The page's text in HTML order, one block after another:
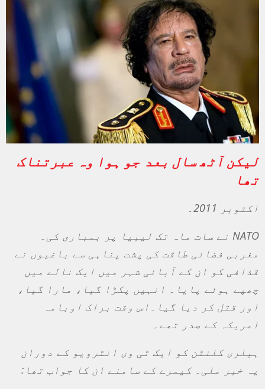
لیکن آٹھ سال بعد جو ہوا وہ عبرتناک
تھا
اکتوبر 2011۔
NATO نے سات ماہ تک لیبیا پر بمباری کی۔
مغربی فضائی طاقت کی پشت پناہی سے باغیوں نے
قذافی کو ان کے آبائی شہر میں ایک نالے میں
چھپے ہوئے پایا۔ انہیں پکڑا گیا، مارا گیا،
اور قتل کر دیا گیا۔اس وقت براک اوبامہ
امریکہ کے صدر تھے۔
ہیلری کلنٹن کو ایک ٹی وی انٹرویو کے دوران
یہ خبر ملی۔ کیمرے کے سامنے ان کا جواب تھا :